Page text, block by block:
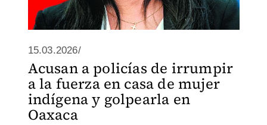
15.03.2026/
Acusan a policías de irrumpir
a la fuerza en casa de mujer
indígena y golpearla en
Oaxaca